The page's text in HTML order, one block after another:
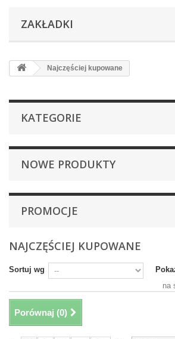
ZAKŁADKI
Najczęściej kupowane
KATEGORIE
NOWE PRODUKTY
PROMOCJE
NAJCZĘŚCIEJ KUPOWANE
Sortuj wg
na
Porównaj (0)